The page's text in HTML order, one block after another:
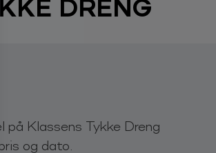
DRENG
på Klassens Tykke Dreng
og dato.